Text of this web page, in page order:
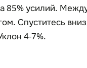
85% усилий.
Спуститесь
4-7%.